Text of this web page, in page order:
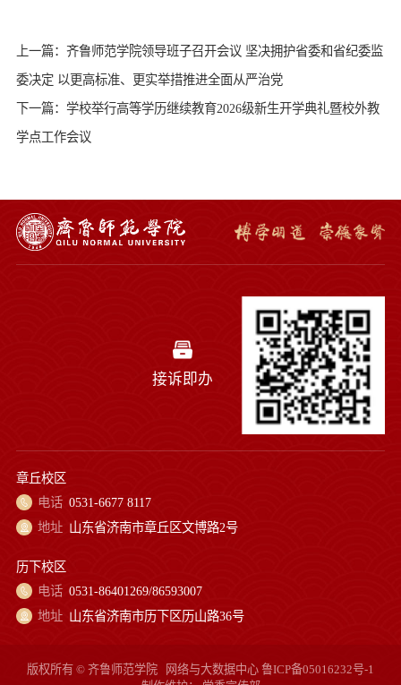
上一篇：齐鲁师范学院领导班子召开会议 坚决拥护省委和省纪委监
委决定 以更高标准、更实举措推进全面从严治党
下一篇：学校举行高等学历继续教育2026级新生开学典礼暨校外教
学点工作会议
接诉即办
章丘校区
电话 0531-6677 8117
地址 山东省济南市章丘区文博路2号
历下校区
电话 0531-86401269/86593007
地址 山东省济南市历下区历山路36号
版权所有 © 齐鲁师范学院 网络与大数据中心 鲁ICP备05016232号-1